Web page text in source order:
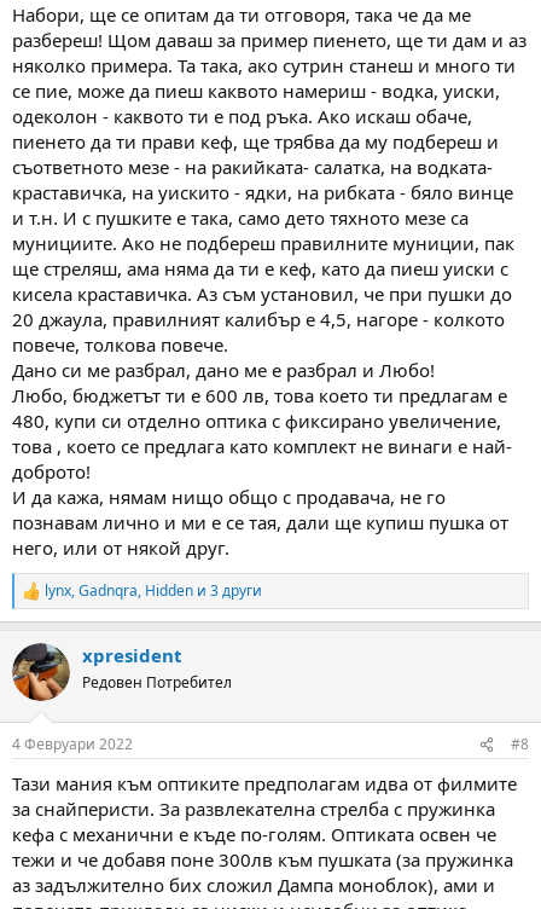
Набори, ще се опитам да ти отговоря, така че да ме
разбереш! Щом даваш за пример пиенето, ще ти дам и аз
няколко примера. Та така, ако сутрин станеш и много ти
се пие, може да пиеш каквото намериш - водка, уиски,
одеколон - каквото ти е под ръка. Ако искаш обаче,
пиенето да ти прави кеф, ще трябва да му подбереш и
съответното мезе - на ракийката- салатка, на водката-
краставичка, на уискито - ядки, на рибката - бяло винце
и т.н. И с пушките е така, само дето тяхното мезе са
мунициите. Ако не подбереш правилните муниции, пак
ще стреляш, ама няма да ти е кеф, като да пиеш уиски с
кисела краставичка. Аз съм установил, че при пушки до
20 джаула, правилният калибър е 4,5, нагоре - колкото
повече, толкова повече.
Дано си ме разбрал, дано ме е разбрал и Любо!
Любо, бюджетът ти е 600 лв, това което ти предлагам е
480, купи си отделно оптика с фиксирано увеличение,
това , което се предлага като комплект не винаги е най-
доброто!
И да кажа, нямам нищо общо с продавача, не го
познавам лично и ми е се тая, дали ще купиш пушка от
него, или от някой друг.
R
e
c
t
i
s
lynx,Gadnqra, Hidden и 3 други
xpresident
Редовен Потребител
4 Февруари 2022 #8
Тази мания към оптиките предполагам идва от филмите
за снайперисти. За развлекателна стрелба с пружинка
кефа с механични е къде по-голям. Оптиката освен че
тежи и че добавя поне 300лв към пушката (за пружинка
аз задължително бих сложил Дампа моноблок), ами и